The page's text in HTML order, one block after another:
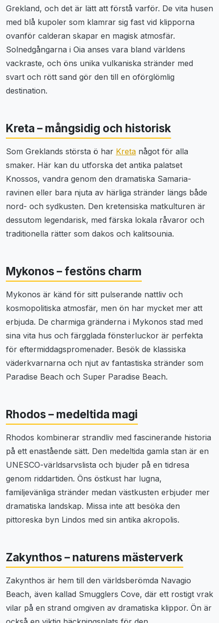
Grekland, och det är lätt att förstå varför. De vita husen
med blå kupoler som klamrar sig fast vid klipporna
ovanför calderan skapar en magisk atmosfär.
Solnedgångarna i Oia anses vara bland världens
vackraste, och öns unika vulkaniska stränder med
svart och rött sand gör den till en oförglömlig
destination.
Kreta – mångsidig och historisk
Som Greklands största ö har Kreta något för alla
smaker. Här kan du utforska det antika palatset
Knossos, vandra genom den dramatiska Samaria-
ravinen eller bara njuta av härliga stränder längs både
nord- och sydkusten. Den kretensiska matkulturen är
dessutom legendarisk, med färska lokala råvaror och
traditionella rätter som dakos och kalitsounia.
Mykonos – festöns charm
Mykonos är känd för sitt pulserande nattliv och
kosmopolitiska atmosfär, men ön har mycket mer att
erbjuda. De charmiga gränderna i Mykonos stad med
sina vita hus och färgglada fönsterluckor är perfekta
för eftermiddagspromenader. Besök de klassiska
väderkvarnarna och njut av fantastiska stränder som
Paradise Beach och Super Paradise Beach.
Rhodos – medeltida magi
Rhodos kombinerar strandliv med fascinerande historia
på ett enastående sätt. Den medeltida gamla stan är en
UNESCO-världsarvslista och bjuder på en tidresa
genom riddartiden. Öns östkust har lugna,
familjevänliga stränder medan västkusten erbjuder mer
dramatiska landskap. Missa inte att besöka den
pittoreska byn Lindos med sin antika akropolis.
Zakynthos – naturens mästerverk
Zakynthos är hem till den världsberömda Navagio
Beach, även kallad Smugglers Cove, där ett rostigt vrak
vilar på en strand omgiven av dramatiska klippor. Ön är